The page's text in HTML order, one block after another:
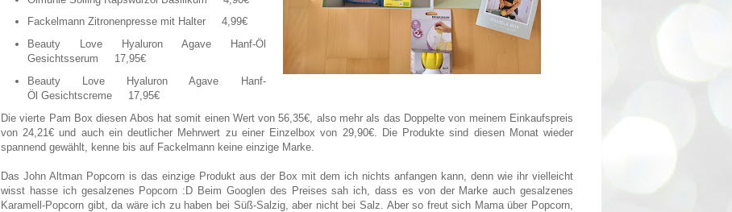
Fackelmann Zitronenpresse mit Halter 4,99€
Beauty Love Hyaluron Agave Hanf-Öl
Gesichtsserum 17,95€
Beauty Love Hyaluron Agave Hanf-
Öl Gesichtscreme 17,95€
Die vierte Pam Box diesen Abos hat somit einen Wert von 56,35€, also mehr als das Doppelte von meinem Einkaufspreis
von 24,21€ und auch ein deutlicher Mehrwert zu einer Einzelbox von 29,90€. Die Produkte sind diesen Monat wieder
spannend gewählt, kenne bis auf Fackelmann keine einzige Marke.
Das John Altman Popcorn is das einzige Produkt aus der Box mit dem ich nichts anfangen kann, denn wie ihr vielleicht
wisst hasse ich gesalzenes Popcorn :D Beim Googlen des Preises sah ich, dass es von der Marke auch gesalzenes
Karamell-Popcorn gibt, da wäre ich zu haben bei Süß-Salzig, aber nicht bei Salz. Aber so freut sich Mama über Popcorn,